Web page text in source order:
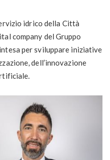
idrico della Città
company del Gruppo
per sviluppare iniziative
dell’innovazione